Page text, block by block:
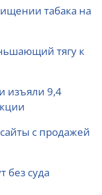
табака на
тягу к
изъяли 9,4
с продажей
без суда